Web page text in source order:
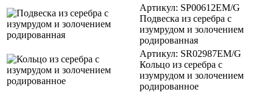
Артикул: SP00612EM/G
Подвеска из серебра с
изумрудом и золочением
родированная
Артикул: SR02987EM/G
Кольцо из серебра с
изумрудом и золочением
родированное